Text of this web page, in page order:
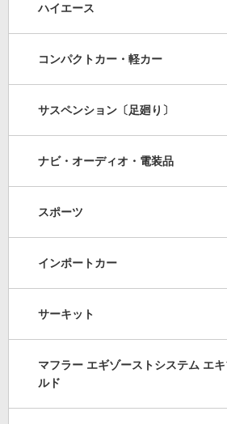
ハイエース
コンパクトカー・軽カー
サスペンション〔足廻り〕
ナビ・オーディオ・電装品
スポーツ
インポートカー
サーキット
マフラー エギゾーストシステム エ
ルド